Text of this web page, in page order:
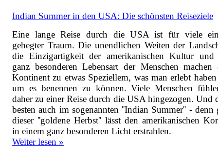
Indian Summer in den USA: Die schönsten Reiseziele
Eine lange Reise durch die USA ist für viele
gehegter Traum. Die unendlichen Weiten der
die Einzigartigkeit der amerikanischen Kultur und
ganz besonderen Lebensart der Menschen machen
Kontinent zu etwas Speziellem, was man erlebt
um es benennen zu können. Viele Menschen
daher zu einer Reise durch die USA hingezogen. Und
besten auch im sogenannten ''Indian Summer'' - denn
dieser ''goldene Herbst'' lässt den amerikanischen
in einem ganz besonderen Licht erstrahlen.
Weiter lesen »